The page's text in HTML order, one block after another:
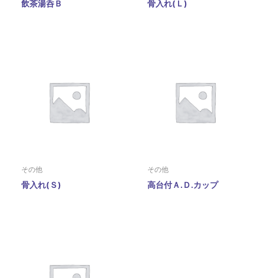
飲茶湯呑Ｂ 骨入れ(Ｌ)
その他
骨入れ(Ｓ)
その他
高台付Ａ.Ｄ.カップ